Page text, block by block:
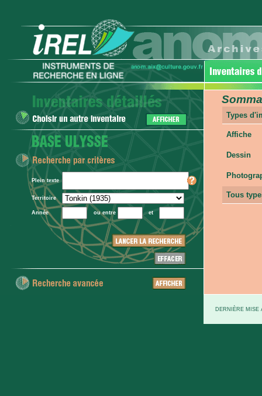
Plein texte
Territoire
Année ou entre et
Types
Affiche
Dessin
Tous
DERNIÈRE MISE